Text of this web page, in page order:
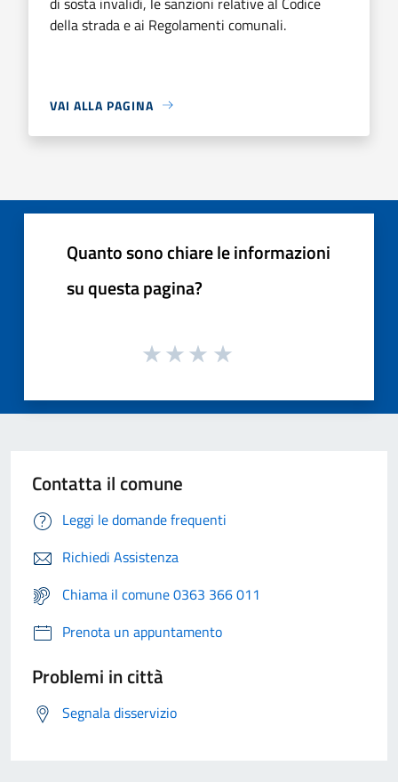
della strada e ai Regolamenti comunali.
VAI ALLA PAGINA
Quanto sono chiare le informazioni
su questa pagina?
Contatta il comune
Leggi le domande frequenti
Richiedi Assistenza
Chiama il comune 0363 366 011
Prenota un appuntamento
Problemi in città
Segnala disservizio